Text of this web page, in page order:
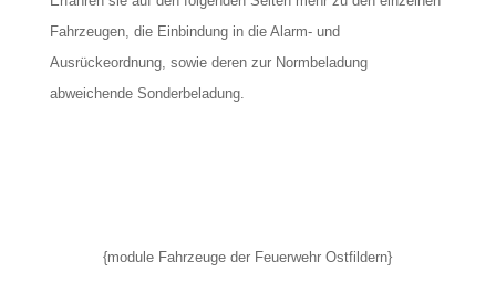
Fahrzeugen, die Einbindung in die Alarm- und
Ausrückeordnung, sowie deren zur Normbeladung
abweichende Sonderbeladung.
{module Fahrzeuge der Feuerwehr Ostfildern}